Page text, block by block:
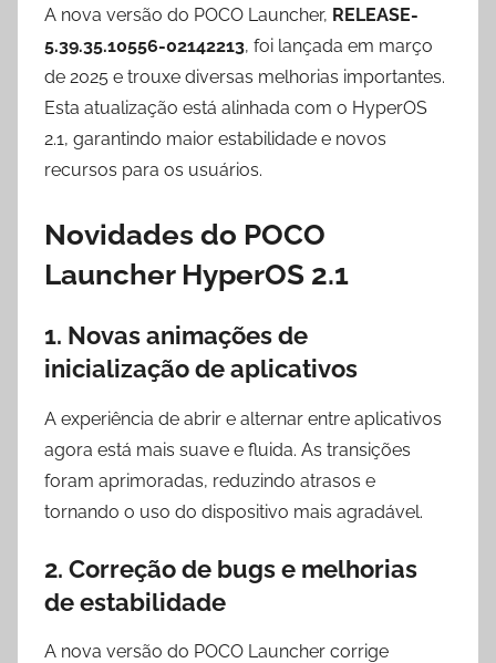
A nova versão do POCO Launcher, RELEASE-
5.39.35.10556-02142213, foi lançada em março
de 2025 e trouxe diversas melhorias importantes.
Esta atualização está alinhada com o HyperOS
2.1, garantindo maior estabilidade e novos
recursos para os usuários.
Novidades do POCO
Launcher HyperOS 2.1
1. Novas animações de
inicialização de aplicativos
A experiência de abrir e alternar entre aplicativos
agora está mais suave e fluida. As transições
foram aprimoradas, reduzindo atrasos e
tornando o uso do dispositivo mais agradável.
2. Correção de bugs e melhorias
de estabilidade
A nova versão do POCO Launcher corrige